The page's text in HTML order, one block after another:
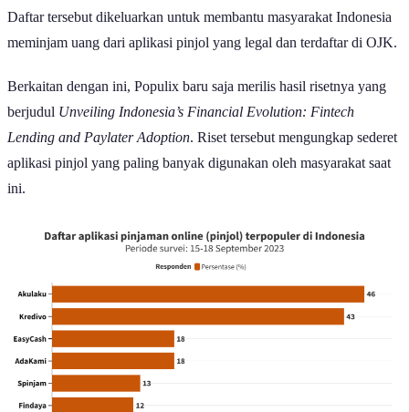
Daftar tersebut dikeluarkan untuk membantu masyarakat Indonesia
meminjam uang dari aplikasi pinjol yang legal dan terdaftar di OJK.
Berkaitan dengan ini, Populix baru saja merilis hasil risetnya yang
berjudul Unveiling Indonesia’s Financial Evolution: Fintech
Lending and Paylater Adoption. Riset tersebut mengungkap sederet
aplikasi pinjol yang paling banyak digunakan oleh masyarakat saat
ini.